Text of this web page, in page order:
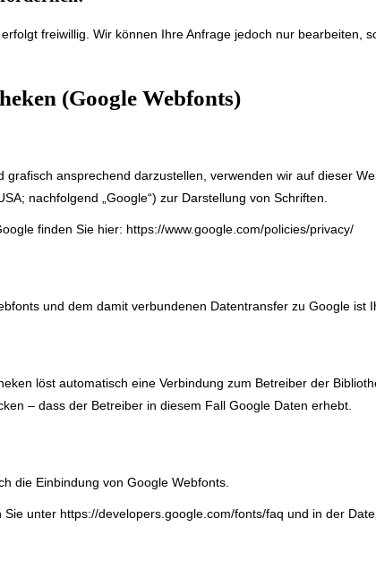
freiwillig. Wir können Ihre Anfrage jedoch nur bearbeiten,
(Google Webfonts)
ansprechend darzustellen, verwenden wir auf dieser
nachfolgend „Google“) zur Darstellung von Schriften.
finden Sie hier: https://www.google.com/policies/privacy/
und dem damit verbundenen Datentransfer zu Google ist
löst automatisch eine Verbindung zum Betreiber der
– dass der Betreiber in diesem Fall Google Daten erhebt.
die Einbindung von Google Webfonts.
Sie unter https://developers.google.com/fonts/faq und in der